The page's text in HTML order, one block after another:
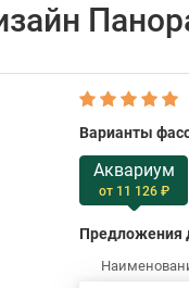
Варианты
Аквариум
от 11 126 ₽
Предложения